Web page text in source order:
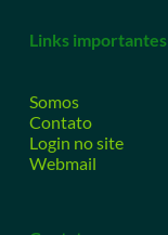
Links importantes
Somos
Contato
Login no site
Webmail